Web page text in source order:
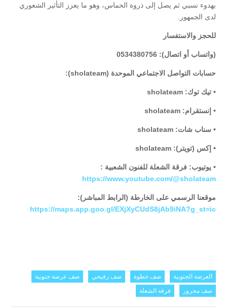
بهدوء نسبي ثم يصل إلى ذروة الحماس، وهو ما يعزز التأثير الشعوري
لدى الجمهور.
للحجز والاستفسار
(واتساب أو اتصال): 0534380756
حسابات التواصل الاجتماعي الموحدة (sholateam):
• تيك توك: sholateam
• إنستقرام: sholateam
• سناب شات: sholateam
• إكس (تويتر): sholateam
• يوتيوب: فرقة الشعلة للفنون الشعبية :
https://www.youtube.com/@sholateam
موقعنا الرسمي على الخارطة (الرابط المباشر):
https://maps.app.goo.gl/EXjXyCUdS8jAb9iNA?g_st=ic
العرضة الجنوبية صف خطوة صف رفيحي
صف عرضة جنوبية
صف مجرور
فرقة الشعلة